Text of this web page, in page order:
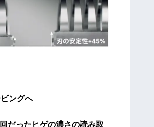
ングへ
だったヒゲの濃さの読み取